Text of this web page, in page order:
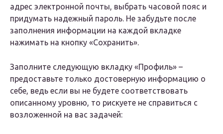
адрес электронной почты, выбрать часовой пояс и
придумать надежный пароль. Не забудьте после
заполнения информации на каждой вкладке
нажимать на кнопку «Сохранить».
Заполните следующую вкладку «Профиль» –
предоставьте только достоверную информацию о
себе, ведь если вы не будете соответствовать
описанному уровню, то рискуете не справиться с
возложенной на вас задачей: